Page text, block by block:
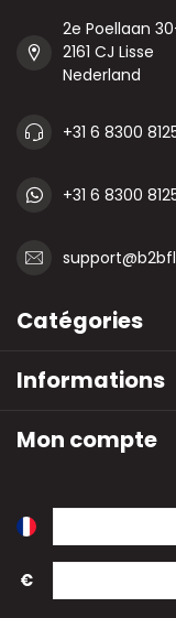
2e Poellaan
2161 CJ Lisse
Nederland
+31 6 8300
+31 6 8300
Catégories
Informations
Mon compte
€